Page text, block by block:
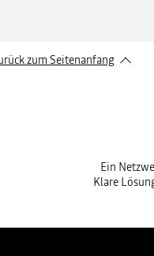
zum Seitenanfang
Ein
Klare